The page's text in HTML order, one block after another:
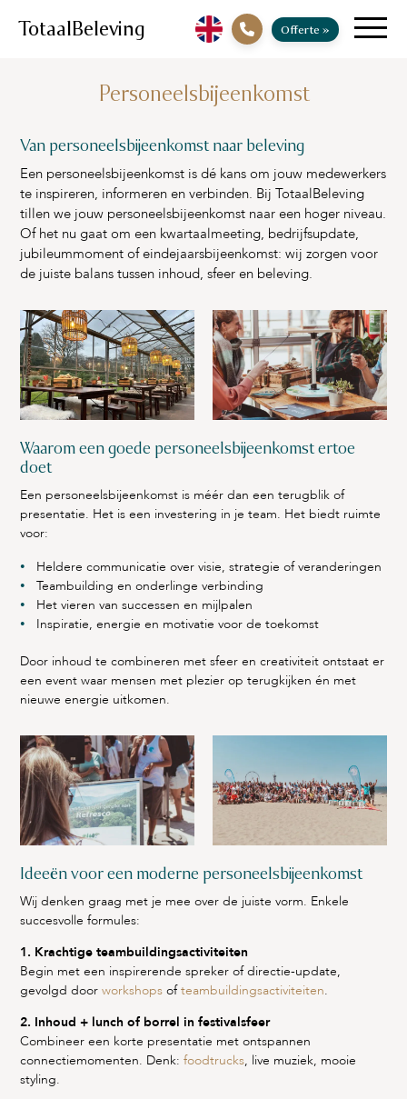
TotaalBeleving Offerte »
Personeelsbijeenkomst
Van personeelsbijeenkomst naar beleving
Een personeelsbijeenkomst is dé kans om jouw medewerkers
te inspireren, informeren en verbinden. Bij TotaalBeleving
tillen we jouw personeelsbijeenkomst naar een hoger niveau.
Of het nu gaat om een kwartaalmeeting, bedrijfsupdate,
jubileummoment of eindejaarsbijeenkomst: wij zorgen voor
de juiste balans tussen inhoud, sfeer en beleving.
Waarom een goede personeelsbijeenkomst ertoe
doet
Een personeelsbijeenkomst is méér dan een terugblik of
presentatie. Het is een investering in je team. Het biedt ruimte
voor:
Heldere communicatie over visie, strategie of veranderingen
Teambuilding en onderlinge verbinding
Het vieren van successen en mijlpalen
Inspiratie, energie en motivatie voor de toekomst
Door inhoud te combineren met sfeer en creativiteit ontstaat er
een event waar mensen met plezier op terugkijken én met
nieuwe energie uitkomen.
Ideeën voor een moderne personeelsbijeenkomst
Wij denken graag met je mee over de juiste vorm. Enkele
succesvolle formules:
1. Krachtige teambuildingsactiviteiten
Begin met een inspirerende spreker of directie-update,
gevolgd door workshops ofteambuildingsactiviteiten.
2. Inhoud + lunch of borrel in festivalsfeer
Combineer een korte presentatie met ontspannen
connectiemomenten. Denk: foodtrucks, live muziek, mooie
styling.